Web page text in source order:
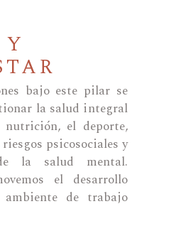
bajo este pilar se
la salud integral
el deporte,
psicosociales y
la salud mental.
el desarrollo
de trabajo